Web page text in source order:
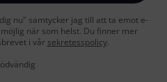
nu" samtycker jag till att ta emot e-
när som helst. Du finner mer
i vår sekretesspolicy.